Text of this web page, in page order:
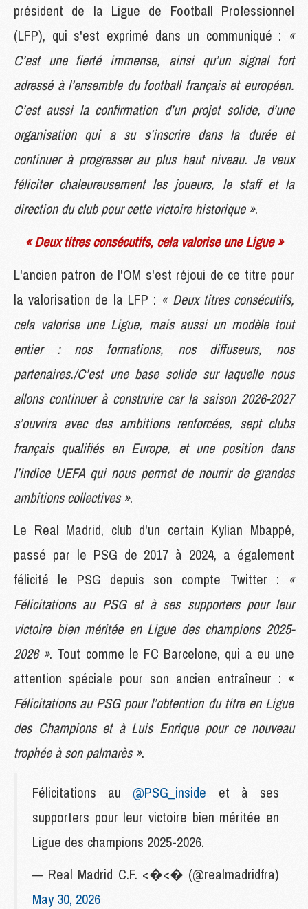
président de la Ligue de Football Professionnel
(LFP), qui s'est exprimé dans un communiqué : «
C’est une fierté immense, ainsi qu’un signal fort
adressé à l’ensemble du football français et européen.
C’est aussi la confirmation d’un projet solide, d’une
organisation qui a su s’inscrire dans la durée et
continuer à progresser au plus haut niveau. Je veux
féliciter chaleureusement les joueurs, le staff et la
direction du club pour cette victoire historique ».
« Deux titres consécutifs, cela valorise une Ligue »
L'ancien patron de l'OM s'est réjoui de ce titre pour
la valorisation de la LFP : « Deux titres consécutifs,
cela valorise une Ligue, mais aussi un modèle tout
entier : nos formations, nos diffuseurs, nos
partenaires./C’est une base solide sur laquelle nous
allons continuer à construire car la saison 2026-2027
s’ouvrira avec des ambitions renforcées, sept clubs
français qualifiés en Europe, et une position dans
l’indice UEFA qui nous permet de nourrir de grandes
ambitions collectives ».
Le Real Madrid, club d'un certain Kylian Mbappé,
passé par le PSG de 2017 à 2024, a également
félicité le PSG depuis son compte Twitter : «
Félicitations au PSG et à ses supporters pour leur
victoire bien méritée en Ligue des champions 2025-
2026 ». Tout comme le FC Barcelone, qui a eu une
attention spéciale pour son ancien entraîneur : «
Félicitations au PSG pour l’obtention du titre en Ligue
des Champions et à Luis Enrique pour ce nouveau
trophée à son palmarès ».
Félicitations au @PSG_inside et à ses
supporters pour leur victoire bien méritée en
Ligue des champions 2025-2026.
— Real Madrid C.F. <�<� (@realmadridfra)
May 30, 2026